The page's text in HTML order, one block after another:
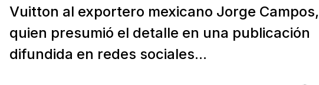
Vuitton al exportero mexicano Jorge Campos,
quien presumió el detalle en una publicación
difundida en redes sociales...